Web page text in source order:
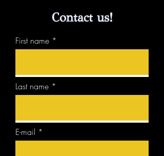
Contact us!
First name
Last name
E-mail